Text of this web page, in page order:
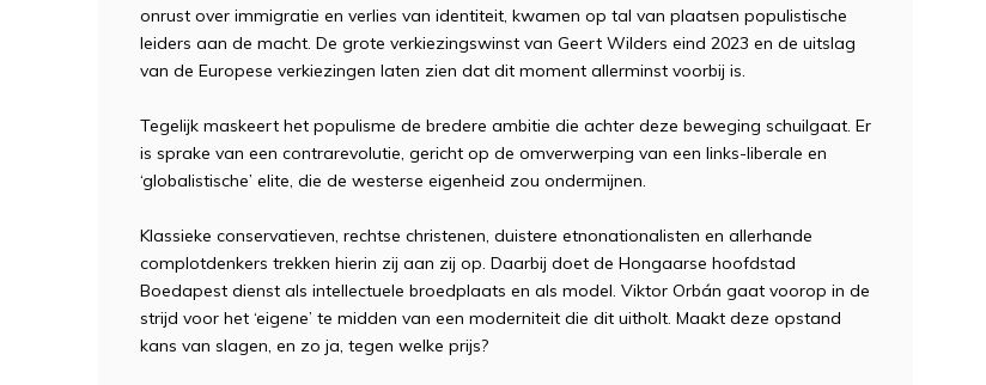
onrust over immigratie en verlies van identiteit, kwamen op tal van plaatsen populistische
leiders aan de macht. De grote verkiezingswinst van Geert Wilders eind 2023 en de uitslag
van de Europese verkiezingen laten zien dat dit moment allerminst voorbij is.
Tegelijk maskeert het populisme de bredere ambitie die achter deze beweging schuilgaat. Er
is sprake van een contrarevolutie, gericht op de omverwerping van een links-liberale en
‘globalistische’ elite, die de westerse eigenheid zou ondermijnen.
Klassieke conservatieven, rechtse christenen, duistere etnonationalisten en allerhande
complotdenkers trekken hierin zij aan zij op. Daarbij doet de Hongaarse hoofdstad
Boedapest dienst als intellectuele broedplaats en als model. Viktor Orbán gaat voorop in de
strijd voor het ‘eigene’ te midden van een moderniteit die dit uitholt. Maakt deze opstand
kans van slagen, en zo ja, tegen welke prijs?